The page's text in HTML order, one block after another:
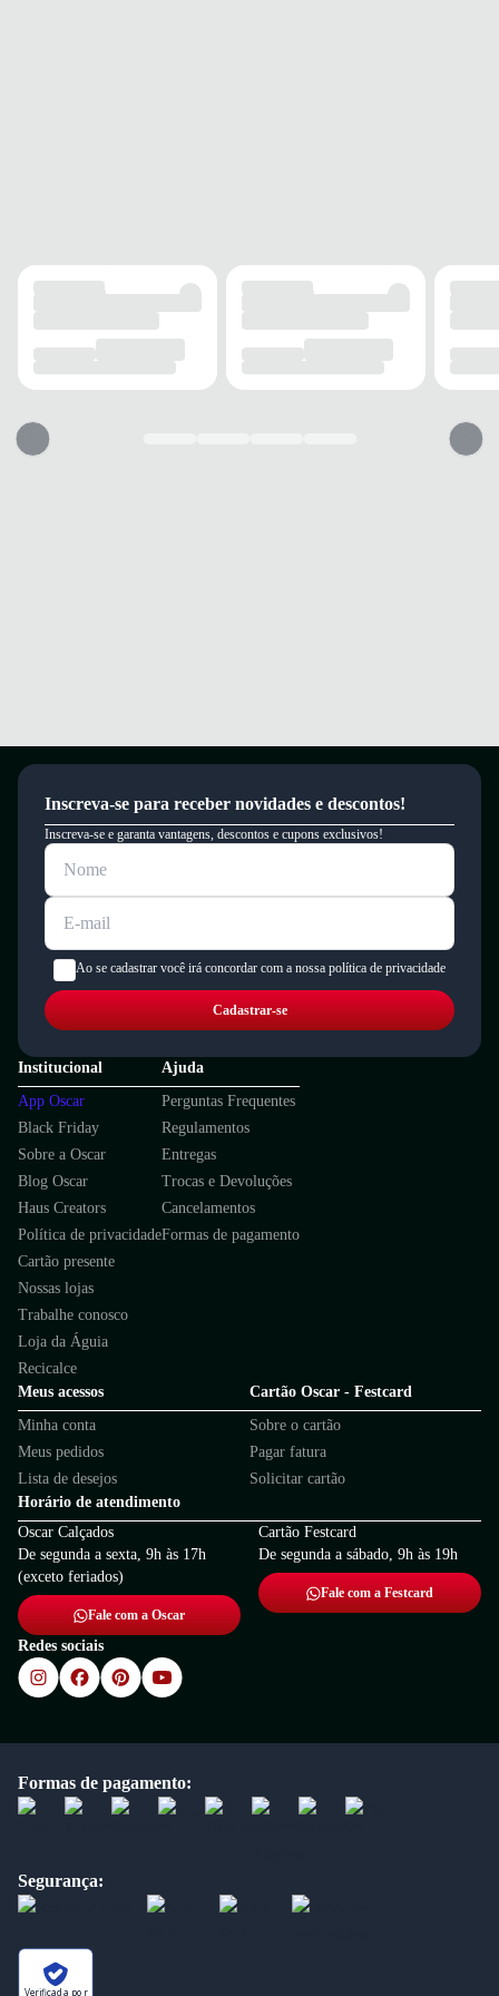
Inscreva-se para receber novidades e descontos!
Inscreva-se e garanta vantagens, descontos e cupons exclusivos!
Ao se cadastrar você irá concordar com a nossa política de privacidade
Cadastrar-se
Institucional
App Oscar
Black Friday
Sobre a Oscar
Blog Oscar
Haus Creators
Política de privacidade
Cartão presente
Nossas lojas
Trabalhe conosco
Loja da Águia
Recicalce
Ajuda
Perguntas Frequentes
Regulamentos
Entregas
Trocas e Devoluções
Cancelamentos
Formas de pagamento
Meus acessos
Minha conta
Meus pedidos
Lista de desejos
Cartão Oscar - Festcard
Sobre o cartão
Pagar fatura
Solicitar cartão
Horário de atendimento
Oscar Calçados
De segunda a sexta, 9h às 17h
(exceto feriados)
Fale com a Oscar
Cartão Festcard
De segunda a sábado, 9h às 19h
Fale com a Festcard
Redes sociais
Formas de pagamento:
Segurança:
Verificada por